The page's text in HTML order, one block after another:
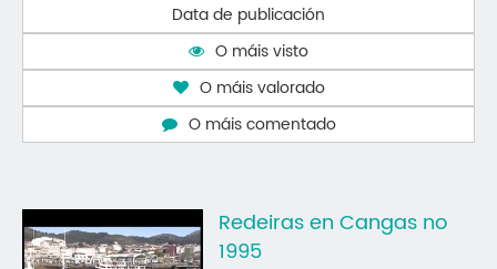
Data de publicación
O máis visto
O máis valorado
O máis comentado
Redeiras en Cangas no
1995